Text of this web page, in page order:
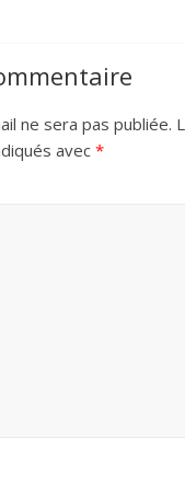
ne sera pas publiée.
avec*